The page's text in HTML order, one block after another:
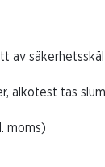
av
alkotest tas
moms)